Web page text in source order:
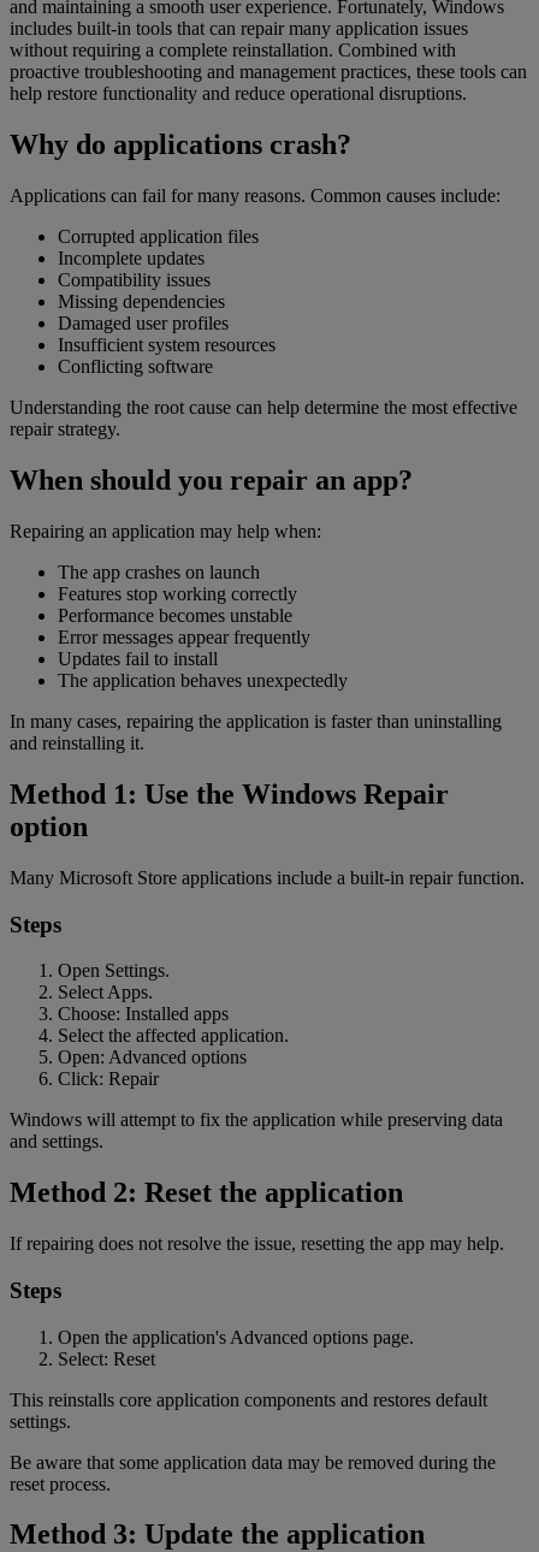
and maintaining a smooth user experience. Fortunately, Windows
includes built-in tools that can repair many application issues
without requiring a complete reinstallation. Combined with
proactive troubleshooting and management practices, these tools can
help restore functionality and reduce operational disruptions.
Why do applications crash?
Applications can fail for many reasons. Common causes include:
Corrupted application files
Incomplete updates
Compatibility issues
Missing dependencies
Damaged user profiles
Insufficient system resources
Conflicting software
Understanding the root cause can help determine the most effective
repair strategy.
When should you repair an app?
Repairing an application may help when:
The app crashes on launch
Features stop working correctly
Performance becomes unstable
Error messages appear frequently
Updates fail to install
The application behaves unexpectedly
In many cases, repairing the application is faster than uninstalling
and reinstalling it.
Method 1: Use the Windows Repair
option
Many Microsoft Store applications include a built-in repair function.
Steps
Open Settings.
Select Apps.
Choose: Installed apps
Select the affected application.
Open: Advanced options
Click: Repair
Windows will attempt to fix the application while preserving data
and settings.
Method 2: Reset the application
If repairing does not resolve the issue, resetting the app may help.
Steps
Open the application's Advanced options page.
Select: Reset
This reinstalls core application components and restores default
settings.
Be aware that some application data may be removed during the
reset process.
Method 3: Update the application